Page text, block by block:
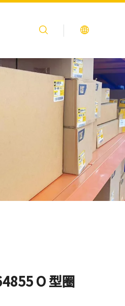
O 型圈